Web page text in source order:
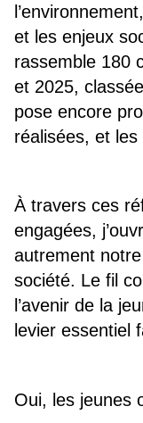
et les enjeux
rassemble 180
et 2025,
pose encore
réalisées, et
À travers ces
engagées,
autrement notre
société. Le fil
l’avenir de la
levier essentiel
Oui, les jeunes